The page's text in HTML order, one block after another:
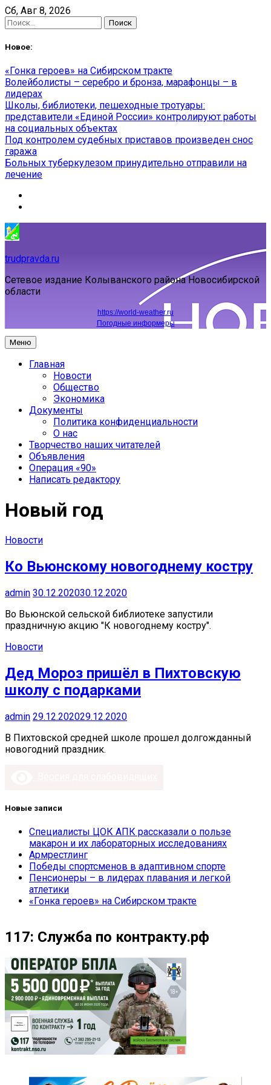
Skip
to
content
Сб, Авг 8, 2026
Найти:
Новое:
«Гонка героев» на Сибирском тракте
Волейболисты – серебро и бронза, марафонцы – в
лидерах
Школы, библиотеки, пешеходные тротуары:
представители «Единой России» контролируют работы
на социальных объектах
Под контролем судебных приставов произведен снос
гаража
Больных туберкулезом принудительно отправили на
лечение
trudpravda.ru
Сетевое издание Колыванского района Новосибирской
области
https://world-weather.ru
Погодные информеры
Меню
Главная
Новости
Общество
Экономика
Документы
Политика конфиденциальности
О нас
Творчество наших читателей
Объявления
Операция «90»
Написать редактору
Новый год
Новости
Ко Вьюнскому новогоднему костру
admin 30.12.202030.12.2020
Во Вьюнской сельской библиотеке запустили
праздничную акцию "К новогоднему костру".
Новости
Дед Мороз пришёл в Пихтовскую
школу с подарками
admin 29.12.202029.12.2020
В Пихтовской средней школе прошел долгожданный
новогодний праздник.
Новые записи
Специалисты ЦОК АПК рассказали о пользе
макарон и их лабораторных исследованиях
Армрестлинг
Победы спортсменов в адаптивном спорте
Пенсионеры – в лидерах плавания и легкой
атлетики
«Гонка героев» на Сибирском тракте
117: Служба по контракту.рф